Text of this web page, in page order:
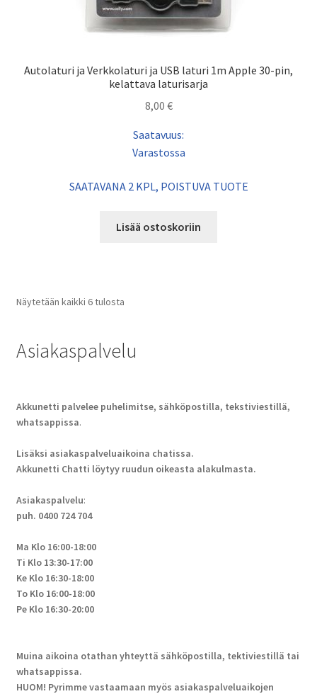
Autolaturi ja Verkkolaturi ja USB laturi 1m Apple 30-pin,
kelattava laturisarja
8,00 €
Saatavuus:
Varastossa
SAATAVANA 2 KPL, POISTUVA TUOTE
Lisää ostoskoriin
Näytetään kaikki 6 tulosta
Asiakaspalvelu
Akkunetti palvelee puhelimitse, sähköpostilla, tekstiviestillä,
whatsappissa.
Lisäksi asiakaspalveluaikoina chatissa.
Akkunetti Chatti löytyy ruudun oikeasta alakulmasta.
Asiakaspalvelu:
puh. 0400 724 704
Ma Klo 16:00-18:00
Ti Klo 13:30-17:00
Ke Klo 16:30-18:00
To Klo 16:00-18:00
Pe Klo 16:30-20:00
Muina aikoina otathan yhteyttä sähköpostilla, tektiviestillä tai
whatsappissa.
HUOM! Pyrimme vastaamaan myös asiakaspalveluaikojen